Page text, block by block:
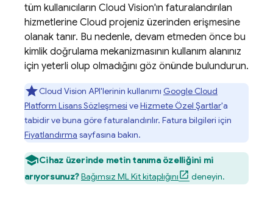
tüm kullanıcıların Cloud Vision'ın faturalandırılan
hizmetlerine Cloud projeniz üzerinden erişmesine
olanak tanır. Bu nedenle, devam etmeden önce bu
kimlik doğrulama mekanizmasının kullanım alanınız
için yeterli olup olmadığını göz önünde bulundurun.
Cloud Vision API'lerinin kullanımı Google Cloud
Platform Lisans Sözleşmesi veHizmete Özel Şartlar'a
tabidir ve buna göre faturalandırılır. Fatura bilgileri için
Fiyatlandırma sayfasına bakın.
Cihaz üzerinde metin tanıma özelliğini mi
arıyorsunuz?Bağımsız ML Kit kitaplığını deneyin.